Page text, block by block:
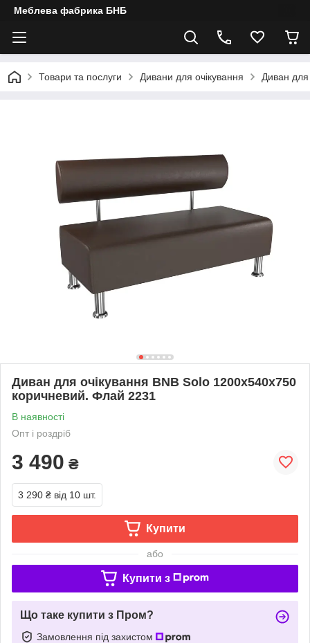
Меблева фабрика БНБ
Товари та послуги Дивани для очікування Диван
Диван для очікування BNB Solo 1200x540x750
коричневий. Флай 2231
В наявності
Опт і роздріб
3 490 ₴
3 290 ₴ від 10 шт.
Купити
або
Купити з
Що таке купити з Пром?
Замовлення під захистом